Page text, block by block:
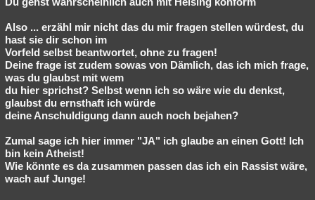
Also ... erzähl mir nicht das du mir fragen stellen würdest, du
hast sie dir schon im
Vorfeld selbst beantwortet, ohne zu fragen!
Deine frage ist zudem sowas von Dämlich, das ich mich frage,
was du glaubst mit wem
du hier sprichst? Selbst wenn ich so wäre wie du denkst,
glaubst du ernsthaft ich würde
deine Anschuldigung dann auch noch bejahen?
Zumal sage ich hier immer "JA" ich glaube an einen Gott! Ich
bin kein Atheist!
Wie könnte es da zusammen passen das ich ein Rassist wäre,
wach auf Junge!